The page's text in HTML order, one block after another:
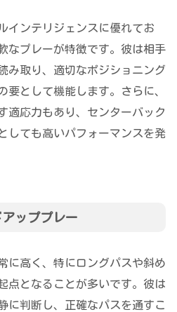
インテリジェンスに優れてお
なプレーが特徴です。彼は相手
み取り、適切なポジショニング
要として機能します。さらに、
適応力もあり、センターバック
しても高いパフォーマンスを発
ッププレー
に高く、特にロングパスや斜め
点となることが多いです。彼は
に判断し、正確なパスを通すこ